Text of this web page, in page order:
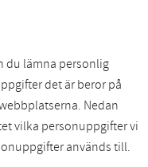
du lämna personlig
det är beror på
Nedan
vilka personuppgifter vi
används till.